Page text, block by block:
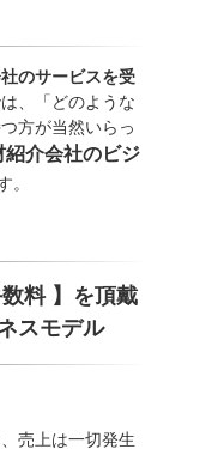
のサービスを受
、「どのような
方が当然いらっ
紹介会社のビジ
。
料 】を頂戴
スモデル
売上は一切発生